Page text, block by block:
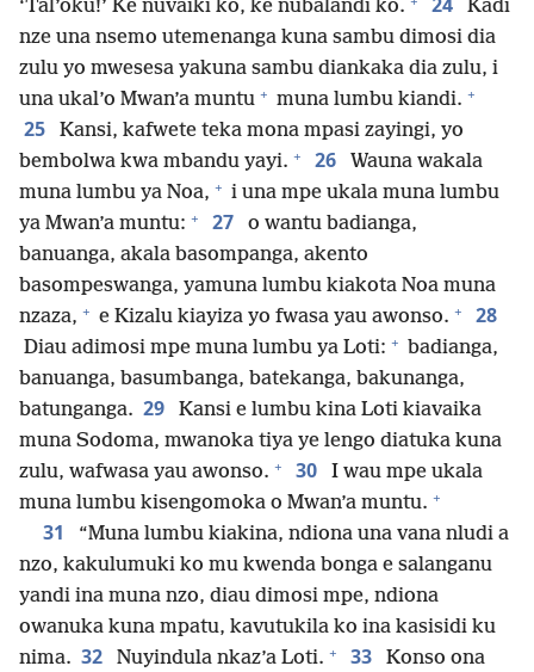
‘Tal’oku!’ Ke nuvaiki ko, ke nubalandi ko.
Kadi
nze una nsemo utemenanga kuna sambu dimosi dia
zulu yo mwesesa yakuna sambu diankaka dia zulu, i
una ukal’o Mwan’a muntu + muna lumbu kiandi. +
25
Kansi, kafwete teka mona mpasi zayingi, yo
bembolwa kwa mbandu yayi. + 26
Wauna wakala
muna lumbu ya Noa, + i una mpe ukala muna lumbu
ya Mwan’a muntu: + 27
o wantu badianga,
banuanga, akala basompanga, akento
basompeswanga, yamuna lumbu kiakota Noa muna
nzaza, + e Kizalu kiayiza yo fwasa yau awonso. + 28
Diau adimosi mpe muna lumbu ya Loti: + badianga,
banuanga, basumbanga, batekanga, bakunanga,
batunganga. 29
Kansi e lumbu kina Loti kiavaika
muna Sodoma, mwanoka tiya ye lengo diatuka kuna
zulu, wafwasa yau awonso. + 30
I wau mpe ukala
muna lumbu kisengomoka o Mwan’a muntu. +
31
“Muna lumbu kiakina, ndiona una vana nludi a
nzo, kakulumuki ko mu kwenda bonga e salanganu
yandi ina muna nzo, diau dimosi mpe, ndiona
owanuka kuna mpatu, kavutukila ko ina kasisidi ku
nima. 32 Nuyindula nkaz’a Loti. + 33
Konso ona